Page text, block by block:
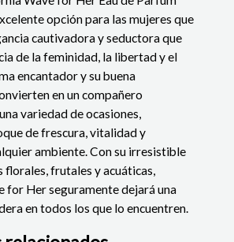
opción para las mujeres que
cautivadora y seductora que
de la feminidad, la libertad y el
encantador y su buena
en un compañero
variedad de ocasiones,
de frescura, vitalidad y
ambiente. Con su irresistible
florales, frutales y acuáticas,
for Her seguramente dejará una
en todos los que lo encuentren.